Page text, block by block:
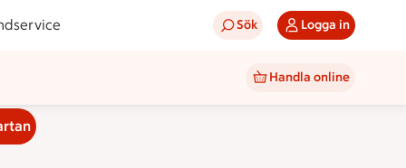
Sök Logga in
Handla online